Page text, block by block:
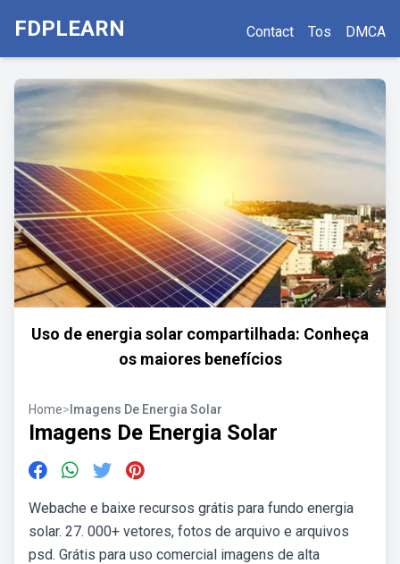
FDPLEARN Contact Tos DMCA
Uso de energia solar compartilhada: Conheça
os maiores benefícios
Home> Imagens De Energia Solar
Imagens De Energia Solar
Webache e baixe recursos grátis para fundo energia
solar. 27. 000+ vetores, fotos de arquivo e arquivos
psd. Grátis para uso comercial imagens de alta